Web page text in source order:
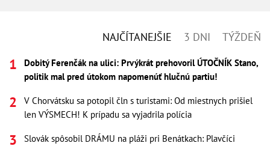
NAJČÍTANEJŠIE 3 DNI TÝŽDEŇ
Dobitý Ferenčák na ulici: Prvýkrát prehovoril ÚTOČNÍK Stano,
politik mal pred útokom napomenúť hlučnú partiu!
V Chorvátsku sa potopil čln s turistami: Od miestnych prišiel
len VÝSMECH! K prípadu sa vyjadrila polícia
Slovák spôsobil DRÁMU na pláži pri Benátkach: Plavčíci